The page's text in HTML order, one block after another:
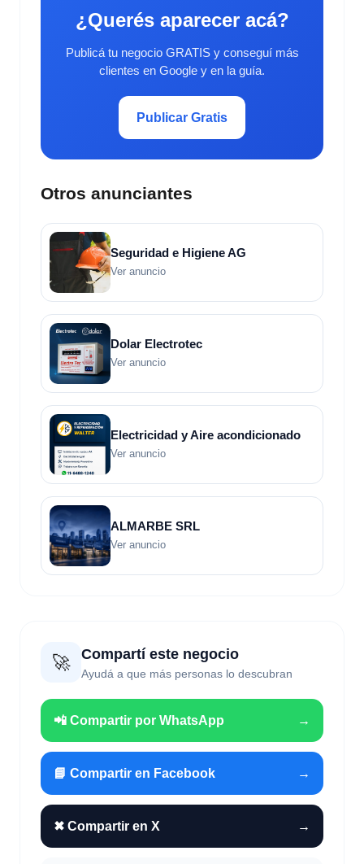
¿Querés aparecer acá?
Publicá tu negocio GRATIS y conseguí más
clientes en Google y en la guía.
Publicar Gratis
Otros anunciantes
Seguridad e Higiene AG
Ver anuncio
Dolar Electrotec
Ver anuncio
Electricidad y Aire acondicionado
Ver anuncio
ALMARBE SRL
Ver anuncio
🚀 Compartí este negocio
Ayudá a que más personas lo descubran
📲 Compartir por WhatsApp →
📘 Compartir en Facebook →
✖ Compartir en X →